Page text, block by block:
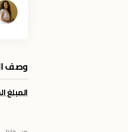
وصف
المبلغ